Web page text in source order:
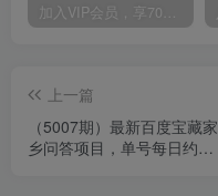
加入VIP会员，享70%的推广提成，免费学习多种网上创业课程，菜鸟秒变大神！
上一篇
（5007期）最新百度宝藏家
乡问答项目，单号每日约